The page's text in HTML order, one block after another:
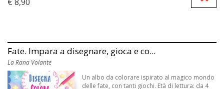
€ 8,90
Fate. Impara a disegnare, gioca e co...
La Rana Volante
Un albo da colorare ispirato al magico mondo
delle fate, con tanti giochi. Età di lettura: da 4